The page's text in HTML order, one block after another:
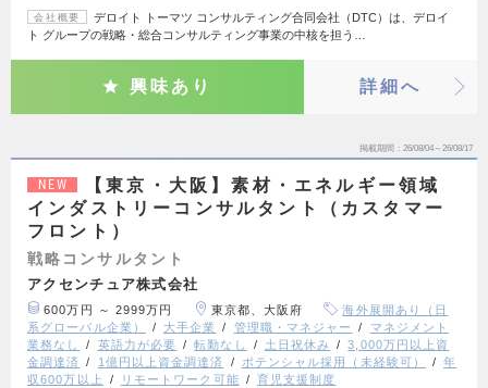
会社概要
デロイト トーマツ コンサルティング合同会社（DTC）は、デロイ
ト グループの戦略・総合コンサルティング事業の中核を担う…
興味あり 詳細へ
掲載期間 26/08/04～26/08/17
NEW
【東京・大阪】素材・エネルギー領域
インダストリーコンサルタント（カスタマー
フロント）
戦略コンサルタント
アクセンチュア株式会社
600万円 ～ 2999万円 東京都、大阪府
海外展開あり（日
系グローバル企業）
大手企業 管理職・マネジャー
マネジメント
業務なし
英語力が必要 転勤なし 土日祝休み
3,000万円以上資
金調達済
1億円以上資金調達済 ポテンシャル採用（未経験可）
年
収600万以上
リモートワーク可能 育児支援制度